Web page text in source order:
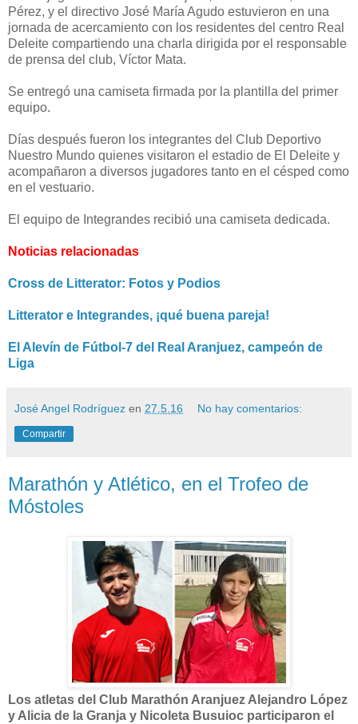
Pérez, y el directivo José María Agudo estuvieron en una
jornada de acercamiento con los residentes del centro Real
Deleite compartiendo una charla dirigida por el responsable
de prensa del club, Víctor Mata.
Se entregó una camiseta firmada por la plantilla del primer
equipo.
Días después fueron los integrantes del Club Deportivo
Nuestro Mundo quienes visitaron el estadio de El Deleite y
acompañaron a diversos jugadores tanto en el césped como
en el vestuario.
El equipo de Integrandes recibió una camiseta dedicada.
Noticias relacionadas
Cross de Litterator: Fotos y Podios
Litterator e Integrandes, ¡qué buena pareja!
El Alevín de Fútbol-7 del Real Aranjuez, campeón de
Liga
José Angel Rodríguez en 27.5.16 No hay comentarios:
Compartir
Marathón y Atlético, en el Trofeo de
Móstoles
Los atletas del Club Marathón Aranjuez Alejandro López
y Alicia de la Granja y Nicoleta Busuioc participaron el